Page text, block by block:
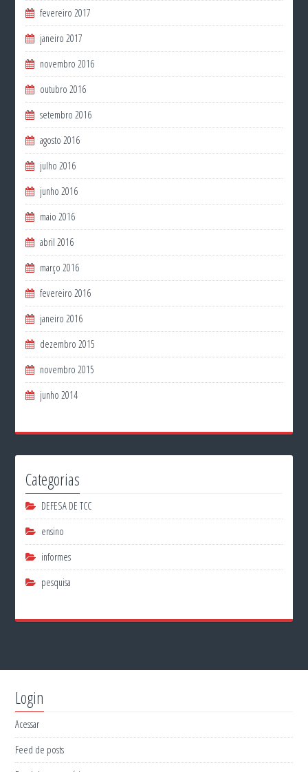
fevereiro 2017
janeiro 2017
novembro 2016
outubro 2016
setembro 2016
agosto 2016
julho 2016
junho 2016
maio 2016
abril 2016
março 2016
fevereiro 2016
janeiro 2016
dezembro 2015
novembro 2015
junho 2014
Categorias
DEFESA DE TCC
ensino
informes
pesquisa
Login
Acessar
Feed de posts